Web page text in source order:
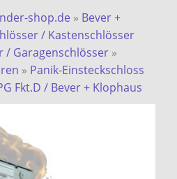
shop.de » Bever +
/ Kastenschlösser
/ Garagenschlösser »
» Panik-Einsteckschloss
Fkt.D / Bever + Klophaus